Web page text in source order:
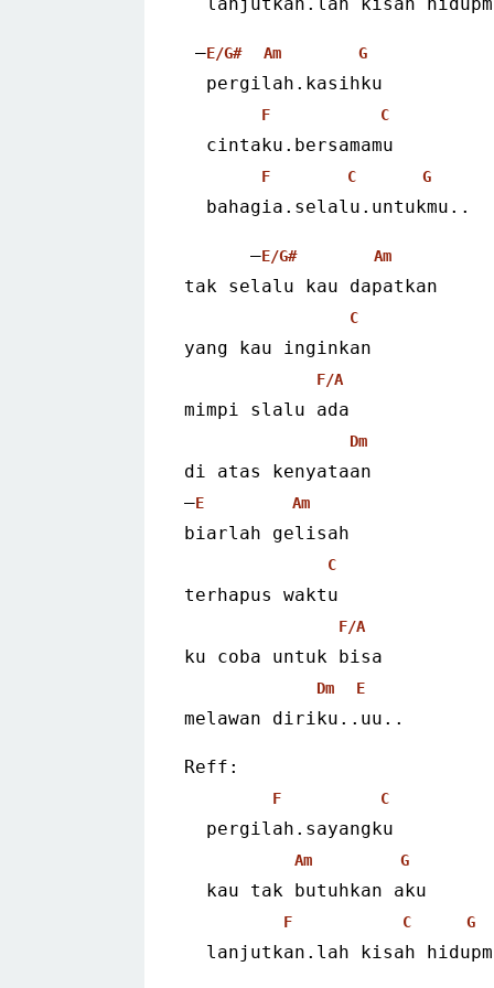
–E/G# Am G
pergilah.kasihku
F C
cintaku.bersamamu
F C G
bahagia.selalu.untukmu..
–E/G# Am
tak selalu kau dapatkan
C
yang kau inginkan
F/A
mimpi slalu ada
Dm
di atas kenyataan
–E Am
biarlah gelisah
C
terhapus waktu
F/A
ku coba untuk bisa
Dm E
melawan diriku..uu..
Reff:
F C
pergilah.sayangku
Am G
kau tak butuhkan aku
F C G
lanjutkan.lah kisah